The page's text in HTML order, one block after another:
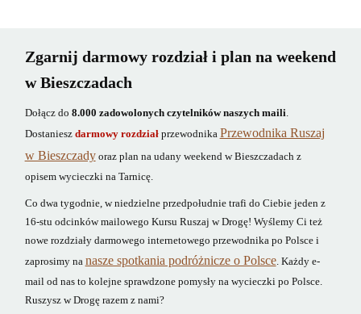
Zgarnij darmowy rozdział i plan na weekend
w Bieszczadach
Dołącz do 8.000 zadowolonych czytelników naszych maili.
Dostaniesz darmowy rozdziałprzewodnika Przewodnika Ruszaj
w Bieszczadyoraz plan na udany weekend w Bieszczadach z
opisem wycieczki na Tarnicę.
Co dwa tygodnie, w niedzielne przedpołudnie trafi do Ciebie jeden z
16-stu odcinków mailowego Kursu Ruszaj w Drogę! Wyślemy Ci też
nowe rozdziały darmowego internetowego przewodnika po Polsce i
zaprosimy na nasze spotkania podróżnicze o Polsce. Każdy e-
mail od nas to kolejne sprawdzone pomysły na wycieczki po Polsce.
Ruszysz w Drogę razem z nami?